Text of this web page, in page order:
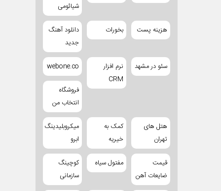
شیائومی
هزینه پست بخورات
دانلود آهنگ
جدید
سئو در مشهد
نرم افزار
CRM
webone.co
فروشگاه
انتخاب من
هتل های
تهران
کمک به
خیریه
میکروبلیدینگ
ابرو
قیمت
ضایعات آهن
مفتول سیاه
کوچینگ
سازمانی